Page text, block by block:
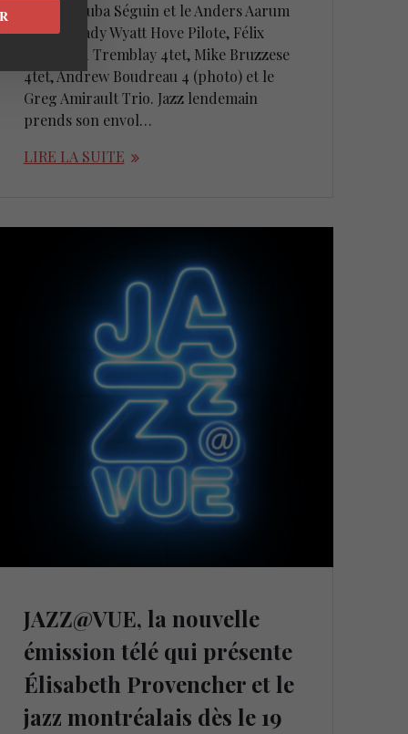
Jacques Kuba Séguin et le Anders Aarum
Trio, Vedady Wyatt Hove Pilote, Félix
Bouchard Tremblay 4tet, Mike Bruzzese
4tet, Andrew Boudreau 4 (photo) et le
Greg Amirault Trio. Jazz lendemain
prends son envol…
LIRE LA SUITE
JAZZ@VUE, la nouvelle
émission télé qui présente
Élisabeth Provencher et le
jazz montréalais dès le 19